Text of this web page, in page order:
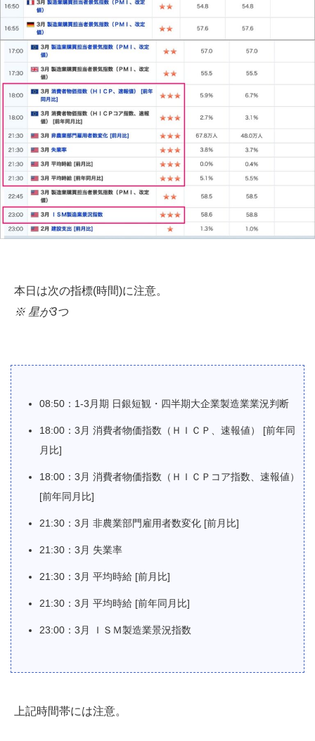
本日は次の指標(時間)に注意。
※ 星が3つ
08:50：1-3月期 日銀短観・四半期大企業製造業業況判断
18:00：3月 消費者物価指数（ＨＩＣＰ、速報値） [前年同
月比]
18:00：3月 消費者物価指数（ＨＩＣＰコア指数、速報値）
[前年同月比]
21:30：3月 非農業部門雇用者数変化 [前月比]
21:30：3月 失業率
21:30：3月 平均時給 [前月比]
21:30：3月 平均時給 [前年同月比]
23:00：3月 ＩＳＭ製造業景況指数
上記時間帯には注意。